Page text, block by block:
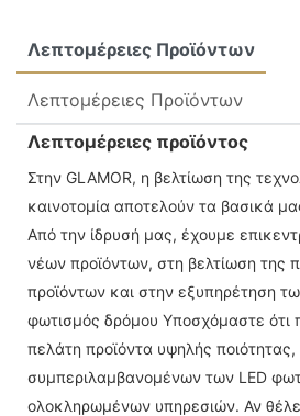
Λεπτομέρειες Προϊόντων
Λεπτομέρειες Προϊόντων
Λεπτομέρειες προϊόντος
Στην GLAMOR, η βελτίωση της
καινοτομία αποτελούν τα βασικά
Από την ίδρυσή μας, έχουμε
νέων προϊόντων, στη βελτίωση της
προϊόντων και στην εξυπηρέτηση
φωτισμός δρόμου Υποσχόμαστε ότι
πελάτη προϊόντα υψηλής ποιότητας,
συμπεριλαμβανομένων των LED
ολοκληρωμένων υπηρεσιών. Αν